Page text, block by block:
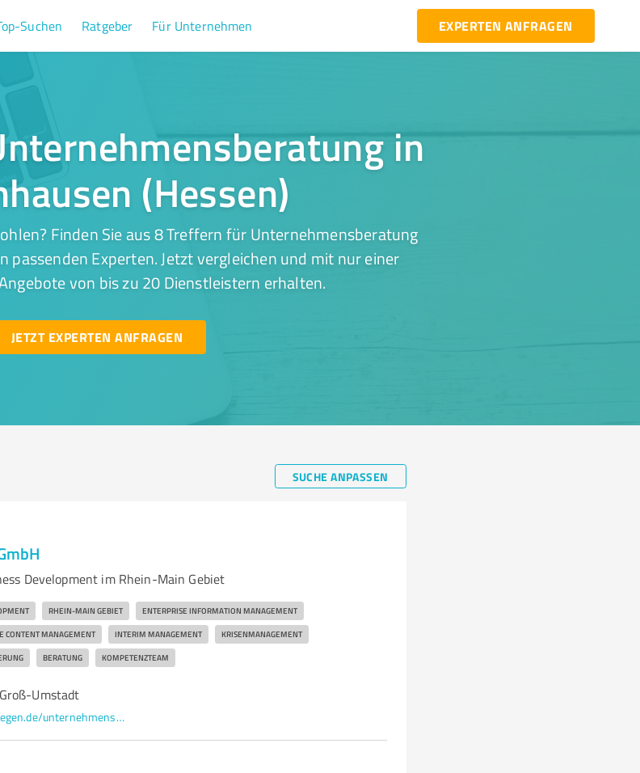
Suchen Ratgeber Für Unternehmen EXPERTEN ANFRAGEN
in
(Hessen)
Finden Sie aus 8 Treffern für Unternehmensberatung
passenden Experten. Jetzt vergleichen und mit nur einer
von bis zu 20 Dienstleistern erhalten.
JETZT EXPERTEN ANFRAGEN
SUCHE ANPASSEN
Development im Rhein-Main Gebiet
RHEIN-MAIN GEBIET ENTERPRISE INFORMATION MANAGEMENT
CONTENT MANAGEMENT INTERIM MANAGEMENT KRISENMANAGEMENT
BERATUNG KOMPETENZTEAM
Umstadt
www.jost-collegen.de/unternehmensberatung-rhein-main.html